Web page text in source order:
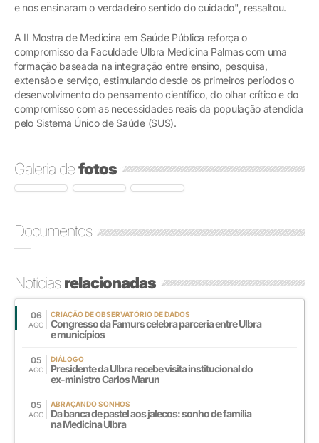
e nos ensinaram o verdadeiro sentido do cuidado", ressaltou.
A II Mostra de Medicina em Saúde Pública reforça o
compromisso da Faculdade Ulbra Medicina Palmas com uma
formação baseada na integração entre ensino, pesquisa,
extensão e serviço, estimulando desde os primeiros períodos o
desenvolvimento do pensamento científico, do olhar crítico e do
compromisso com as necessidades reais da população atendida
pelo Sistema Único de Saúde (SUS).
Galeria defotos
Documentos
Notíciasrelacionadas
06
AGO
CRIAÇÃO DE OBSERVATÓRIO DE DADOS
Congresso da Famurs celebra parceria entre Ulbra
e municípios
05
AGO
DIÁLOGO
Presidente da Ulbra recebe visita institucional do
ex-ministro Carlos Marun
05
AGO
ABRAÇANDO SONHOS
Da banca de pastel aos jalecos: sonho de família
na Medicina Ulbra